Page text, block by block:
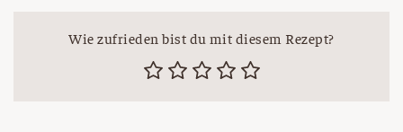
Wie zufrieden bist du mit diesem Rezept?